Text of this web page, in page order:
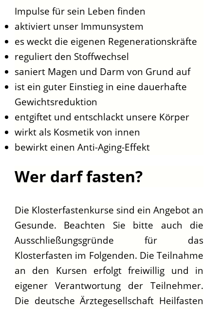
Impulse für sein Leben finden
aktiviert unser Immunsystem
es weckt die eigenen Regenerationskräfte
reguliert den Stoffwechsel
saniert Magen und Darm von Grund auf
ist ein guter Einstieg in eine dauerhafte
Gewichtsreduktion
entgiftet und entschlackt unsere Körper
wirkt als Kosmetik von innen
bewirkt einen Anti-Aging-Effekt
Wer darf fasten?
Die Klosterfastenkurse sind ein Angebot an
Gesunde. Beachten Sie bitte auch die
Ausschließungsgründe für das
Klosterfasten im Folgenden. Die Teilnahme
an den Kursen erfolgt freiwillig und in
eigener Verantwortung der Teilnehmer.
Die deutsche Ärztegesellschaft Heilfasten